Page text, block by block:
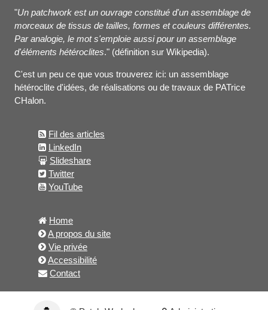
"Un patchwork est un ouvrage constitué d'un assemblage de
morceaux de tissus de tailles, formes et couleurs différentes.
Par analogie, le mot s'emploie aussi pour un assemblage
d'éléments hétéroclites." (définition sur Wikipedia).
C'est un peu ce que vous trouverez ici: un assemblage
hétéroclite d'idées, de réalisations ou de travaux de PATrice
CHalon.
Fil des articles
LinkedIn
Slideshare
Twitter
YouTube
Home
A propos du site
Vie privée
Accessibilité
Contact